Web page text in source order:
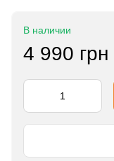
В наличии
4 990 грн